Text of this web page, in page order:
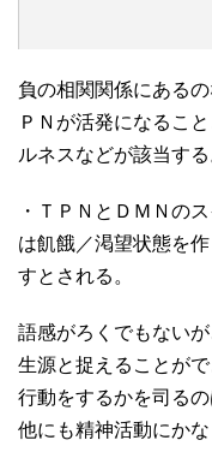
負の相関関係にある
ＰＮが活発になるこ
ルネスなどが該当する
・ＴＰＮとＤＭＮの
は飢餓／渇望状態を
すとされる。
語感がろくでもない
生源と捉えることが
行動をするかを司るの
他にも精神活動にか